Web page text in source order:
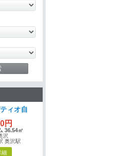
ィオ自
円
36.54㎡
沢
奥沢駅
細